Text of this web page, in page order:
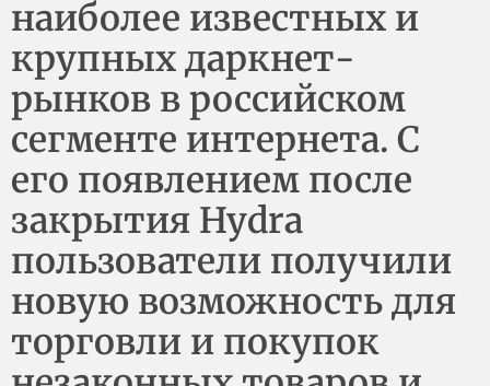
наиболее известных и
крупных даркнет-
рынков в российском
сегменте интернета. С
его появлением после
закрытия Hydra
пользователи получили
новую возможность для
торговли и покупок